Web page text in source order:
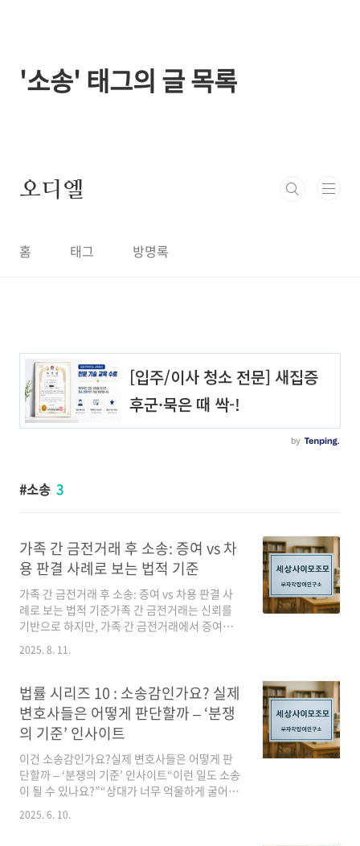
'소송' 태그의 글 목록
오디엘
홈 태그 방명록
소송 3
가족 간 금전거래 후 소송: 증여 vs 차
용 판결 사례로 보는 법적 기준
가족 간 금전거래 후 소송: 증여 vs 차용 판결 사
례로 보는 법적 기준가족 간 금전거래는 신뢰를
기반으로 하지만, 가족 간 금전거래에서 증여인
지 차용인지 구분이 모호하면 소송으로 비화될
수 있습니다. 실제 판결 사례를 살펴보면, 법원은
단하는 모습을 확인할 수 있습니다. 이 글에서는
가족 간 금전거래 후 발생할 수 있는 분쟁 상황에
서 증여와 차용의 차이를 명확히 하고, 안전한 거
래를 위한 법률적 지식을 제공하여 구독자 여러
분께 신뢰와 공감을 드리고자 합니다. (부자각잡
이연구소)목차가족 간 금전거래의 특징과 위험성
증여와 차용의 법적 차이판결 사례로 본 법적 기
유리한 전략분쟁 예방을 위한 실무 팁Q&A결론
2025. 8. 11.
법률 시리즈 10 : 소송감인가요? 실제
변호사들은 어떻게 판단할까 – ‘분쟁
의 기준’ 인사이트
이건 소송감인가요?실제 변호사들은 어떻게 판
단할까 – ‘분쟁의 기준’ 인사이트“이런 일도 소송
이 될 수 있나요?”“상대가 너무 억울하게 굴어요,
법적으로 해결할 수 없을까요?”많은 분들이 소송
이라는 단어 앞에서 멈칫합니다. 그러나 생각보
2025. 6. 10.